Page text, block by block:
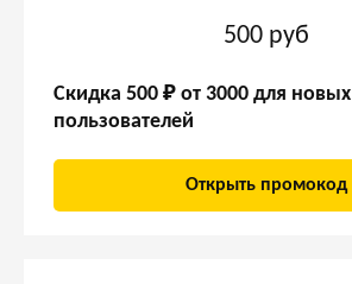
500 руб
Скидка 500 ₽ от 3000 для новых
пользователей
Открыть промокод